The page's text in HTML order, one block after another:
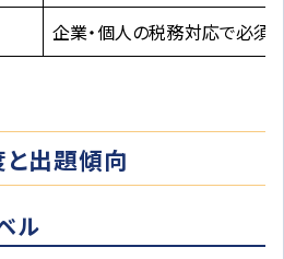
企業・個人の税務対応で必須
出題傾向
ル